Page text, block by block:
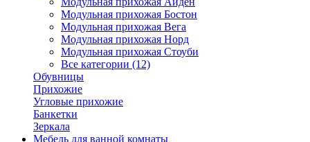
Модульная прихожая Бостон
Модульная прихожая Вега
Модульная прихожая Норд
Модульная прихожая Стоуби
Все категории (12)
Обувницы
Прихожие
Угловые прихожие
Банкетки
Зеркала
Мебель для ванной комнаты